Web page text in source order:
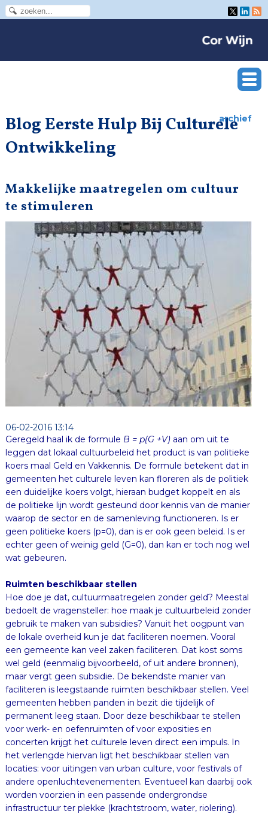
Blog Eerste Hulp Bij Culturele
Ontwikkeling
archief
Makkelijke maatregelen om cultuur
te stimuleren
06-02-2016 13:14
Geregeld haal ik de formule B = p(G +V)aan om uit te
leggen dat lokaal cultuurbeleid het product is van politieke
koers maal Geld en Vakkennis. De formule betekent dat in
gemeenten het culturele leven kan floreren als de politiek
een duidelijke koers volgt, hieraan budget koppelt en als
de politieke lijn wordt gesteund door kennis van de manier
waarop de sector en de samenleving functioneren. Is er
geen politieke koers (p=0), dan is er ook geen beleid. Is er
echter geen of weinig geld (G=0), dan kan er toch nog wel
wat gebeuren.
Ruimten beschikbaar stellen
Hoe doe je dat, cultuurmaatregelen zonder geld? Meestal
bedoelt de vragensteller: hoe maak je cultuurbeleid zonder
gebruik te maken van subsidies? Vanuit het oogpunt van
de lokale overheid kun je dat faciliteren noemen. Vooral
een gemeente kan veel zaken faciliteren. Dat kost soms
wel geld (eenmalig bijvoorbeeld, of uit andere bronnen),
maar vergt geen subsidie. De bekendste manier van
faciliteren is leegstaande ruimten beschikbaar stellen. Veel
gemeenten hebben panden in bezit die tijdelijk of
permanent leeg staan. Door deze beschikbaar te stellen
voor werk- en oefenruimten of voor exposities en
concerten krijgt het culturele leven direct een impuls. In
het verlengde hiervan ligt het beschikbaar stellen van
locaties: voor uitingen van urban culture, voor festivals of
andere openluchtevenementen. Eventueel kan daarbij ook
worden voorzien in een passende ondergrondse
infrastructuur ter plekke (krachtstroom, water, riolering).